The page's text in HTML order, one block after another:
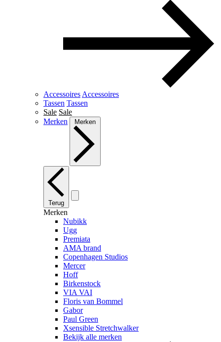
Accessoires Accessoires
Tassen Tassen
Sale Sale
Merken
Merken
Terug
Merken
Nubikk
Ugg
Premiata
AMA brand
Copenhagen Studios
Mercer
Hoff
Birkenstock
VIA VAI
Floris van Bommel
Gabor
Paul Green
Xsensible Stretchwalker
Bekijk alle merken